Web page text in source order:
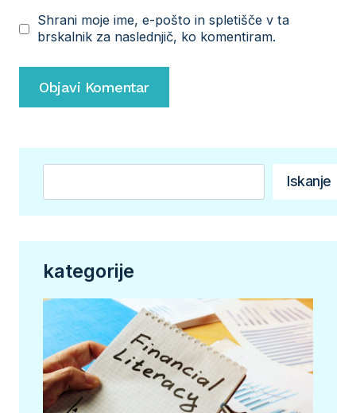
Shrani moje ime, e-pošto in spletišče v ta
brskalnik za naslednjič, ko komentiram.
Iskanje
kategorije